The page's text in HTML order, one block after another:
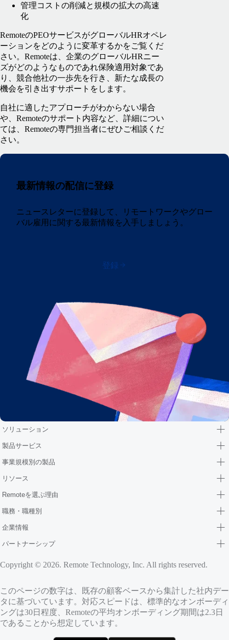
管理コストの削減と規模の拡大の高速
化
RemoteのPEOサービスがグローバルHRオペレ
ーションをどのように変革するかをご覧くだ
さい。Remoteは、企業のグローバルHRニー
ズがどのようなものであれ保険適用対象であ
り、競合他社の一歩先を行き、新たな成長の
機会を引き出すサポートをします。
自社に適したアプローチがわからない場合
や、Remoteのサポート内容など、詳細につい
ては、Remoteの専門担当者にぜひご相談くだ
さい。
最新情報の配信に登録
ニュースレターに登録して、リモートワークやグロー
バル雇用に関する最新情報を入手しましょう。
登録
ソリューション
製品サービス
事業規模別の製品
リソース
Remoteを選ぶ理由
職務・職種別
企業情報
パートナーシップ
Copyright © 2026. Remote Technology, Inc. All rights reserved.
このページの数字は、既存の顧客ベースから集計した社内デー
タに基づいています。対応スピードは、標準的なオンボーディ
ングは30日程度、Remoteの平均オンボーディング期間は2.3日
であることから想定しています。